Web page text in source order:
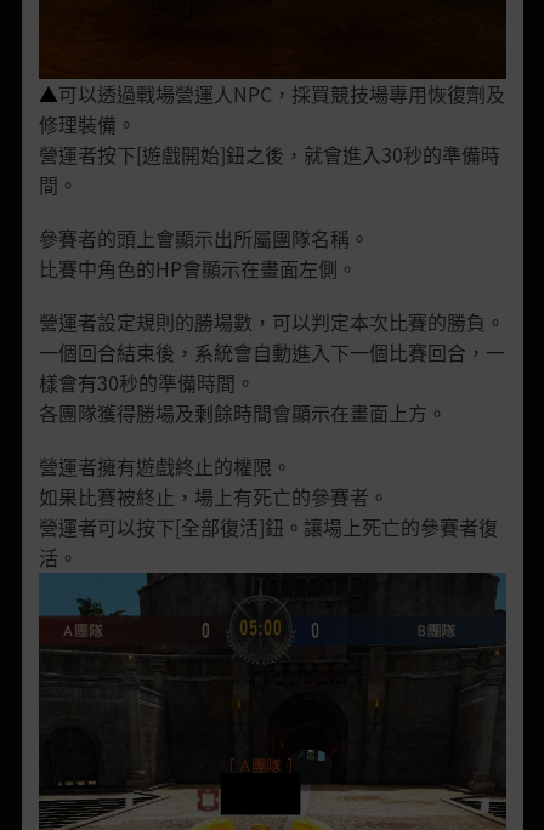
▲可以透過戰場營運人NPC，採買競技場專用恢復劑及
修理裝備。
營運者按下[遊戲開始]鈕之後，就會進入30秒的準備時
間。
參賽者的頭上會顯示出所屬團隊名稱。
比賽中角色的HP會顯示在畫面左側。
營運者設定規則的勝場數，可以判定本次比賽的勝負。
一個回合結束後，系統會自動進入下一個比賽回合，一
樣會有30秒的準備時間。
各團隊獲得勝場及剩餘時間會顯示在畫面上方。
營運者擁有遊戲終止的權限。
如果比賽被終止，場上有死亡的參賽者。
營運者可以按下[全部復活]鈕。讓場上死亡的參賽者復
活。